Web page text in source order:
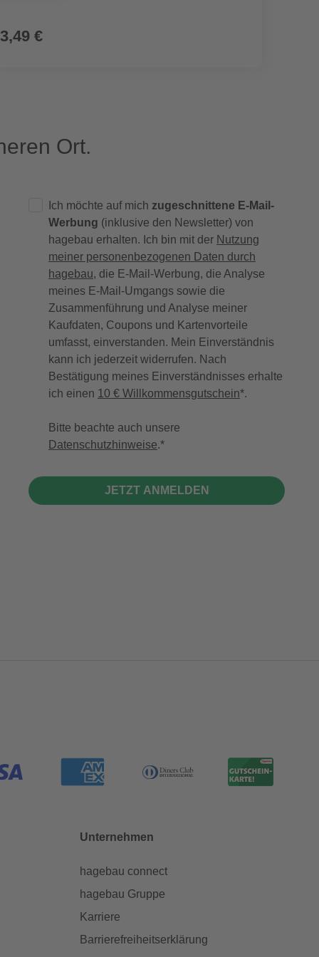
3,49 €
Ort.
Ich möchte auf mich zugeschnittene E-Mail-
Werbung (inklusive den Newsletter) von
hagebau erhalten. Ich bin mit der Nutzung
meiner personenbezogenen Daten durch
hagebau, die E-Mail-Werbung, die Analyse
meines E-Mail-Umgangs sowie die
Zusammenführung und Analyse meiner
Kaufdaten, Coupons und Kartenvorteile
umfasst, einverstanden. Mein Einverständnis
kann ich jederzeit widerrufen. Nach
Bestätigung meines Einverständnisses erhalte
ich einen 10 € Willkommensgutschein*.
Bitte beachte auch unsere
Datenschutzhinweise.
JETZT ANMELDEN
Unternehmen
hagebau connect
hagebau Gruppe
Karriere
Barrierefreiheitserklärung